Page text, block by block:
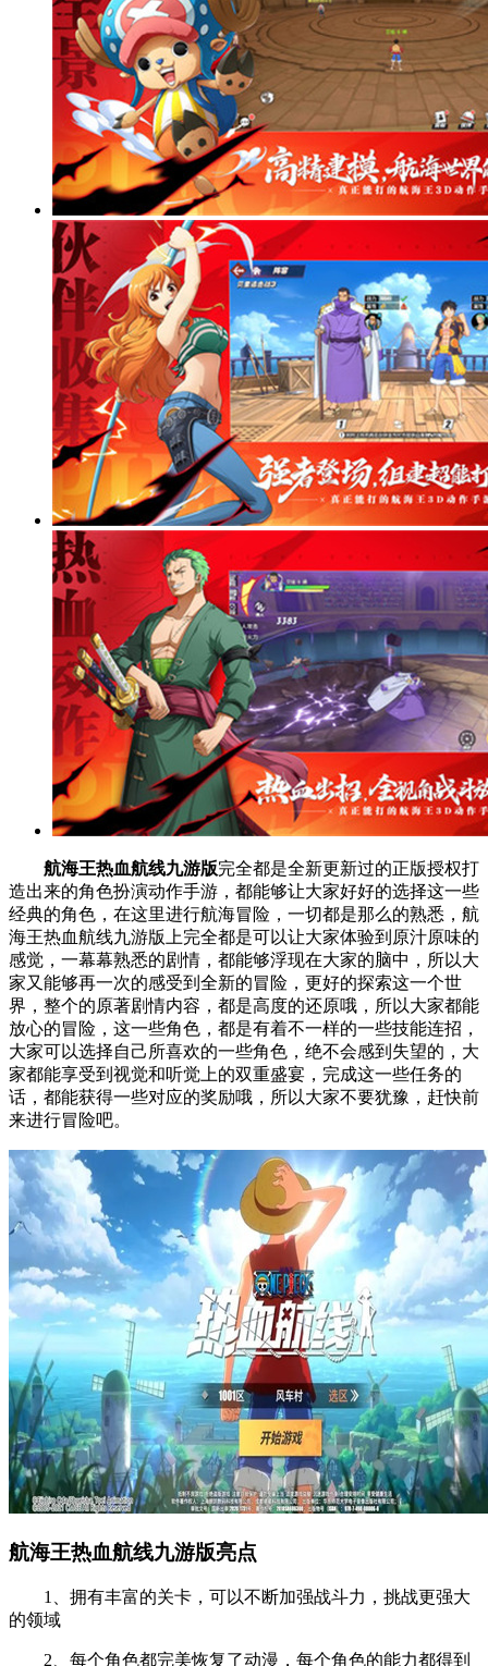
航海王热血航线九游版完全都是全新更新过的正版授权打
造出来的角色扮演动作手游，都能够让大家好好的选择这一些
经典的角色，在这里进行航海冒险，一切都是那么的熟悉，航
海王热血航线九游版上完全都是可以让大家体验到原汁原味的
感觉，一幕幕熟悉的剧情，都能够浮现在大家的脑中，所以大
家又能够再一次的感受到全新的冒险，更好的探索这一个世
界，整个的原著剧情内容，都是高度的还原哦，所以大家都能
放心的冒险，这一些角色，都是有着不一样的一些技能连招，
大家可以选择自己所喜欢的一些角色，绝不会感到失望的，大
家都能享受到视觉和听觉上的双重盛宴，完成这一些任务的
话，都能获得一些对应的奖励哦，所以大家不要犹豫，赶快前
来进行冒险吧。
航海王热血航线九游版亮点
1、拥有丰富的关卡，可以不断加强战斗力，挑战更强大
的领域
2、每个角色都完美恢复了动漫，每个角色的能力都得到